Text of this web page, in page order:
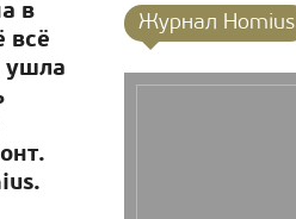
в
всё
ушла
Журнал Homius